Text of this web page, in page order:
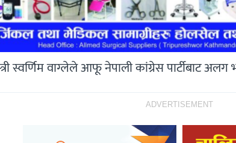
स्वर्णिम वाग्लेले आफू नेपाली कांग्रेस पार्टीबाट
ADVERTISEMENT